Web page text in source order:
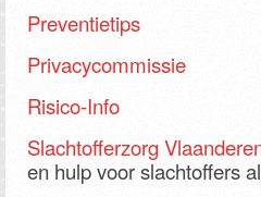
Preventietips
Privacycommissie
Risico-Info
Slachtofferzorg
en hulp voor slachtoffers